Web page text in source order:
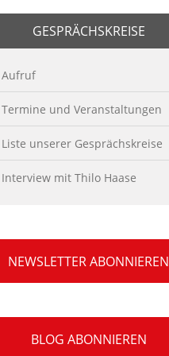
GESPRÄCHSKREISE
Aufruf
Termine und Veranstaltungen
Liste unserer Gesprächskreise
Interview mit Thilo Haase
NEWSLETTER ABONNIEREN
BLOG ABONNIEREN